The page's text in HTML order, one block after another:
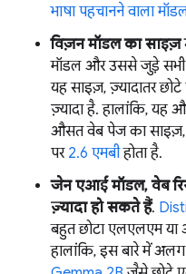
भाषा पहचानने वाला
विज़न मॉडल का साइज़
मॉडल और उससे जुड़े सभी
यह साइज़, ज़्यादातर
ज़्यादा है. हालांकि,
औसत वेब पेज का साइज़,
पर 2.6 एमबीहोता है.
जेन एआई मॉडल, वेब
ज़्यादा हो सकते हैं.
बहुत छोटा एलएलएम या
हालांकि, इस बारे में